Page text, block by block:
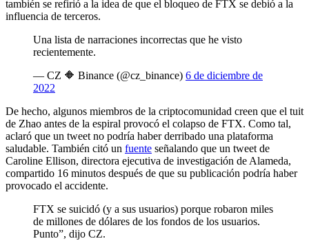
también se refirió a la idea de que el bloqueo de FTX se debió a la
influencia de terceros.
Una lista de narraciones incorrectas que he visto
recientemente.
— CZ 🔶 Binance (@cz_binance) 6 de diciembre de
2022
De hecho, algunos miembros de la criptocomunidad creen que el tuit
de Zhao antes de la espiral provocó el colapso de FTX. Como tal,
aclaró que un tweet no podría haber derribado una plataforma
saludable. También citó un fuente señalando que un tweet de
Caroline Ellison, directora ejecutiva de investigación de Alameda,
compartido 16 minutos después de que su publicación podría haber
provocado el accidente.
FTX se suicidó (y a sus usuarios) porque robaron miles
de millones de dólares de los fondos de los usuarios.
Punto”, dijo CZ.